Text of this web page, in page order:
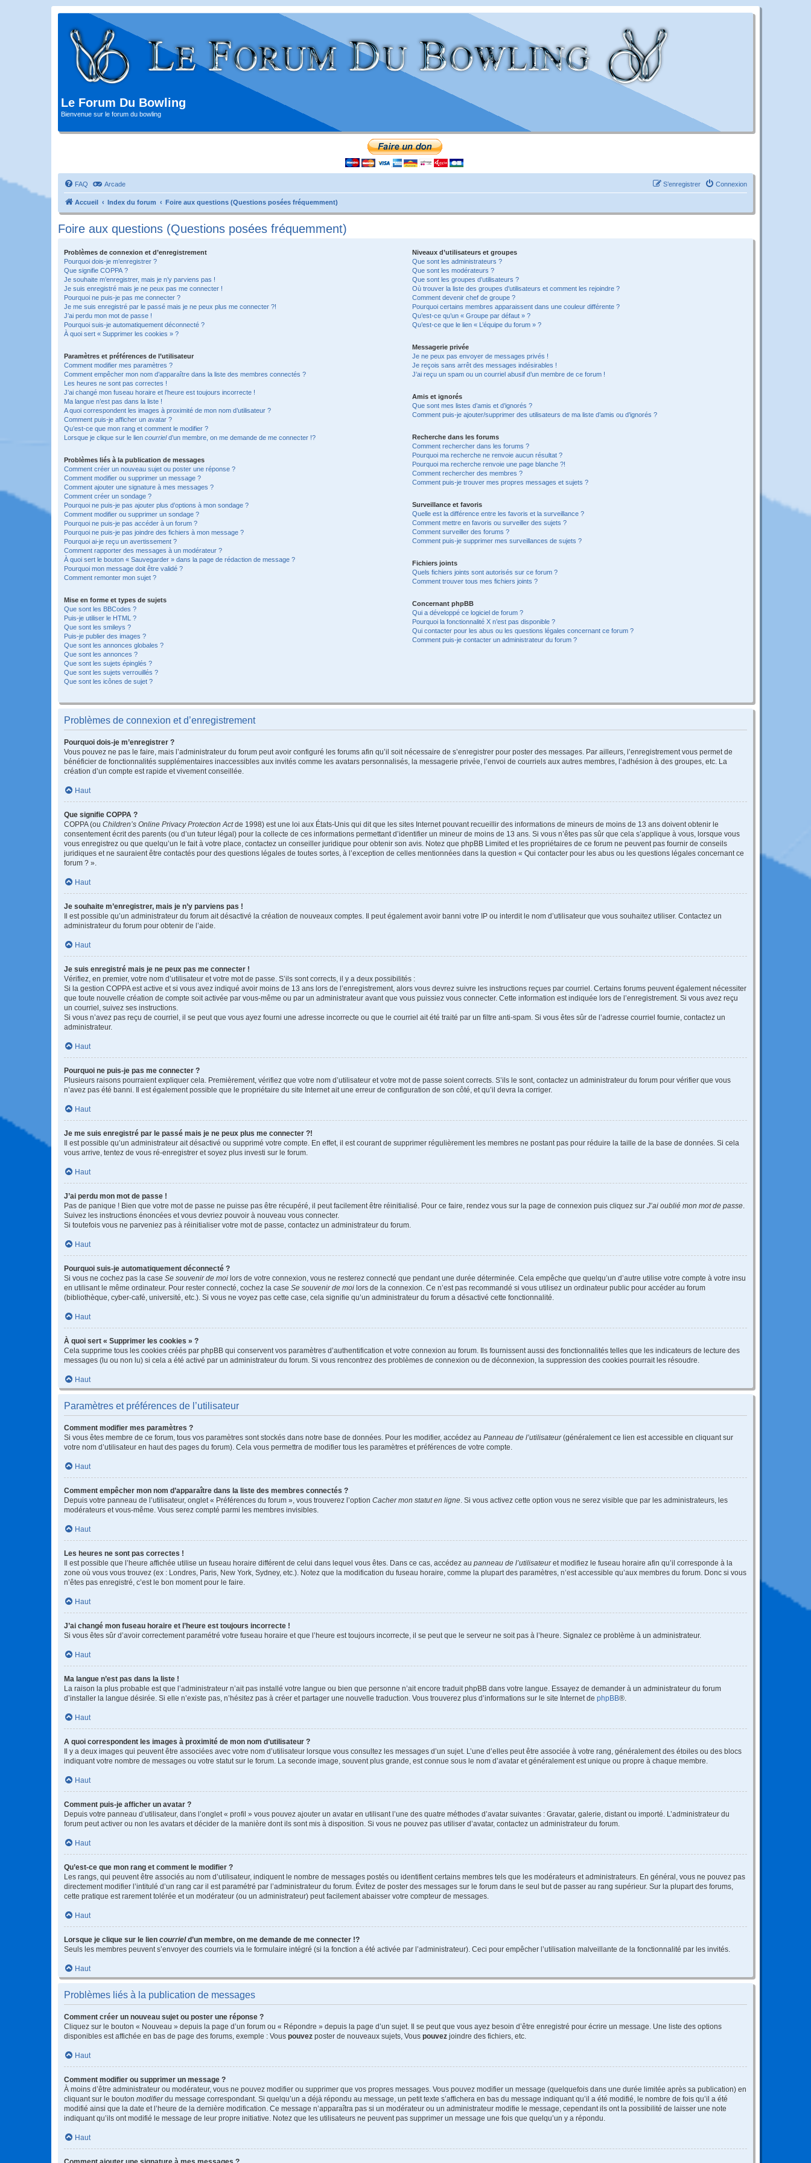
Le Forum Du Bowling
Bienvenue sur le forum du bowling
FAQ Arcade Connexion
S’enregistrer
Accueil Index du forum Foire aux questions (Questions posées fréquemment)
Foire aux questions (Questions posées fréquemment)
Problèmes de connexion et d’enregistrement
Pourquoi dois-je m’enregistrer ?
Que signifie COPPA ?
Je souhaite m’enregistrer, mais je n’y parviens pas !
Je suis enregistré mais je ne peux pas me connecter !
Pourquoi ne puis-je pas me connecter ?
Je me suis enregistré par le passé mais je ne peux plus me connecter ?!
J’ai perdu mon mot de passe !
Pourquoi suis-je automatiquement déconnecté ?
À quoi sert « Supprimer les cookies » ?
Paramètres et préférences de l’utilisateur
Comment modifier mes paramètres ?
Comment empêcher mon nom d’apparaître dans la liste des membres connectés ?
Les heures ne sont pas correctes !
J’ai changé mon fuseau horaire et l’heure est toujours incorrecte !
Ma langue n’est pas dans la liste !
A quoi correspondent les images à proximité de mon nom d’utilisateur ?
Comment puis-je afficher un avatar ?
Qu’est-ce que mon rang et comment le modifier ?
Lorsque je clique sur le lien courrield’un membre, on me demande de me connecter !?
Problèmes liés à la publication de messages
Comment créer un nouveau sujet ou poster une réponse ?
Comment modifier ou supprimer un message ?
Comment ajouter une signature à mes messages ?
Comment créer un sondage ?
Pourquoi ne puis-je pas ajouter plus d’options à mon sondage ?
Comment modifier ou supprimer un sondage ?
Pourquoi ne puis-je pas accéder à un forum ?
Pourquoi ne puis-je pas joindre des fichiers à mon message ?
Pourquoi ai-je reçu un avertissement ?
Comment rapporter des messages à un modérateur ?
À quoi sert le bouton « Sauvegarder » dans la page de rédaction de message ?
Pourquoi mon message doit être validé ?
Comment remonter mon sujet ?
Mise en forme et types de sujets
Que sont les BBCodes ?
Puis-je utiliser le HTML ?
Que sont les smileys ?
Puis-je publier des images ?
Que sont les annonces globales ?
Que sont les annonces ?
Que sont les sujets épinglés ?
Que sont les sujets verrouillés ?
Que sont les icônes de sujet ?
Niveaux d’utilisateurs et groupes
Que sont les administrateurs ?
Que sont les modérateurs ?
Que sont les groupes d’utilisateurs ?
Où trouver la liste des groupes d’utilisateurs et comment les rejoindre ?
Comment devenir chef de groupe ?
Pourquoi certains membres apparaissent dans une couleur différente ?
Qu’est-ce qu’un « Groupe par défaut » ?
Qu’est-ce que le lien « L’équipe du forum » ?
Messagerie privée
Je ne peux pas envoyer de messages privés !
Je reçois sans arrêt des messages indésirables !
J’ai reçu un spam ou un courriel abusif d’un membre de ce forum !
Amis et ignorés
Que sont mes listes d’amis et d’ignorés ?
Comment puis-je ajouter/supprimer des utilisateurs de ma liste d’amis ou d’ignorés ?
Recherche dans les forums
Comment rechercher dans les forums ?
Pourquoi ma recherche ne renvoie aucun résultat ?
Pourquoi ma recherche renvoie une page blanche ?!
Comment rechercher des membres ?
Comment puis-je trouver mes propres messages et sujets ?
Surveillance et favoris
Quelle est la différence entre les favoris et la surveillance ?
Comment mettre en favoris ou surveiller des sujets ?
Comment surveiller des forums ?
Comment puis-je supprimer mes surveillances de sujets ?
Fichiers joints
Quels fichiers joints sont autorisés sur ce forum ?
Comment trouver tous mes fichiers joints ?
Concernant phpBB
Qui a développé ce logiciel de forum ?
Pourquoi la fonctionnalité X n’est pas disponible ?
Qui contacter pour les abus ou les questions légales concernant ce forum ?
Comment puis-je contacter un administrateur du forum ?
Problèmes de connexion et d’enregistrement
Pourquoi dois-je m’enregistrer ?
Vous pouvez ne pas le faire, mais l’administrateur du forum peut avoir configuré les forums afin qu’il soit nécessaire de s’enregistrer pour poster des messages. Par ailleurs, l’enregistrement vous permet de
bénéficier de fonctionnalités supplémentaires inaccessibles aux invités comme les avatars personnalisés, la messagerie privée, l’envoi de courriels aux autres membres, l’adhésion à des groupes, etc. La
création d’un compte est rapide et vivement conseillée.
Haut
Que signifie COPPA ?
COPPA (ou Children’s Online Privacy Protection Actde 1998) est une loi aux États-Unis qui dit que les sites Internet pouvant recueillir des informations de mineurs de moins de 13 ans doivent obtenir le
consentement écrit des parents (ou d’un tuteur légal) pour la collecte de ces informations permettant d’identifier un mineur de moins de 13 ans. Si vous n’êtes pas sûr que cela s’applique à vous, lorsque vous
vous enregistrez ou que quelqu’un le fait à votre place, contactez un conseiller juridique pour obtenir son avis. Notez que phpBB Limited et les propriétaires de ce forum ne peuvent pas fournir de conseils
juridiques et ne sauraient être contactés pour des questions légales de toutes sortes, à l’exception de celles mentionnées dans la question « Qui contacter pour les abus ou les questions légales concernant ce
forum ? ».
Haut
Je souhaite m’enregistrer, mais je n’y parviens pas !
Il est possible qu’un administrateur du forum ait désactivé la création de nouveaux comptes. Il peut également avoir banni votre IP ou interdit le nom d’utilisateur que vous souhaitez utiliser. Contactez un
administrateur du forum pour obtenir de l’aide.
Haut
Je suis enregistré mais je ne peux pas me connecter !
Vérifiez, en premier, votre nom d’utilisateur et votre mot de passe. S’ils sont corrects, il y a deux possibilités :
Si la gestion COPPA est active et si vous avez indiqué avoir moins de 13 ans lors de l’enregistrement, alors vous devrez suivre les instructions reçues par courriel. Certains forums peuvent également nécessiter
que toute nouvelle création de compte soit activée par vous-même ou par un administrateur avant que vous puissiez vous connecter. Cette information est indiquée lors de l’enregistrement. Si vous avez reçu
un courriel, suivez ses instructions.
Si vous n’avez pas reçu de courriel, il se peut que vous ayez fourni une adresse incorrecte ou que le courriel ait été traité par un filtre anti-spam. Si vous êtes sûr de l’adresse courriel fournie, contactez un
administrateur.
Haut
Pourquoi ne puis-je pas me connecter ?
Plusieurs raisons pourraient expliquer cela. Premièrement, vérifiez que votre nom d’utilisateur et votre mot de passe soient corrects. S’ils le sont, contactez un administrateur du forum pour vérifier que vous
n’avez pas été banni. Il est également possible que le propriétaire du site Internet ait une erreur de configuration de son côté, et qu’il devra la corriger.
Haut
Je me suis enregistré par le passé mais je ne peux plus me connecter ?!
Il est possible qu’un administrateur ait désactivé ou supprimé votre compte. En effet, il est courant de supprimer régulièrement les membres ne postant pas pour réduire la taille de la base de données. Si cela
vous arrive, tentez de vous ré-enregistrer et soyez plus investi sur le forum.
Haut
J’ai perdu mon mot de passe !
Pas de panique ! Bien que votre mot de passe ne puisse pas être récupéré, il peut facilement être réinitialisé. Pour ce faire, rendez vous sur la page de connexion puis cliquez sur J’ai oublié mon mot de passe
Suivez les instructions énoncées et vous devriez pouvoir à nouveau vous connecter.
Si toutefois vous ne parveniez pas à réinitialiser votre mot de passe, contactez un administrateur du forum.
Haut
Pourquoi suis-je automatiquement déconnecté ?
Si vous ne cochez pas la case Se souvenir de moi lors de votre connexion, vous ne resterez connecté que pendant une durée déterminée. Cela empêche que quelqu’un d’autre utilise votre compte à votre insu
en utilisant le même ordinateur. Pour rester connecté, cochez la case Se souvenir de moi lors de la connexion. Ce n’est pas recommandé si vous utilisez un ordinateur public pour accéder au forum
(bibliothèque, cyber-café, université, etc.). Si vous ne voyez pas cette case, cela signifie qu’un administrateur du forum a désactivé cette fonctionnalité.
Haut
À quoi sert « Supprimer les cookies » ?
Cela supprime tous les cookies créés par phpBB qui conservent vos paramètres d’authentification et votre connexion au forum. Ils fournissent aussi des fonctionnalités telles que les indicateurs de lecture des
messages (lu ou non lu) si cela a été activé par un administrateur du forum. Si vous rencontrez des problèmes de connexion ou de déconnexion, la suppression des cookies pourrait les résoudre.
Haut
Paramètres et préférences de l’utilisateur
Comment modifier mes paramètres ?
Si vous êtes membre de ce forum, tous vos paramètres sont stockés dans notre base de données. Pour les modifier, accédez au Panneau de l’utilisateur(généralement ce lien est accessible en cliquant sur
votre nom d’utilisateur en haut des pages du forum). Cela vous permettra de modifier tous les paramètres et préférences de votre compte.
Haut
Comment empêcher mon nom d’apparaître dans la liste des membres connectés ?
Depuis votre panneau de l’utilisateur, onglet « Préférences du forum », vous trouverez l’option Cacher mon statut en ligne . Si vous activez cette option vous ne serez visible que par les administrateurs, les
modérateurs et vous-même. Vous serez compté parmi les membres invisibles.
Haut
Les heures ne sont pas correctes !
Il est possible que l’heure affichée utilise un fuseau horaire différent de celui dans lequel vous êtes. Dans ce cas, accédez au panneau de l’utilisateuret modifiez le fuseau horaire afin qu’il corresponde à la
zone où vous vous trouvez (ex : Londres, Paris, New York, Sydney, etc.). Notez que la modification du fuseau horaire, comme la plupart des paramètres, n’est accessible qu’aux membres du forum. Donc si vous
n’êtes pas enregistré, c’est le bon moment pour le faire.
Haut
J’ai changé mon fuseau horaire et l’heure est toujours incorrecte !
Si vous êtes sûr d’avoir correctement paramétré votre fuseau horaire et que l’heure est toujours incorrecte, il se peut que le serveur ne soit pas à l’heure. Signalez ce problème à un administrateur.
Haut
Ma langue n’est pas dans la liste !
La raison la plus probable est que l’administrateur n’ait pas installé votre langue ou bien que personne n’ait encore traduit phpBB dans votre langue. Essayez de demander à un administrateur du forum
d’installer la langue désirée. Si elle n’existe pas, n’hésitez pas à créer et partager une nouvelle traduction. Vous trouverez plus d’informations sur le site Internet de phpBB®.
Haut
A quoi correspondent les images à proximité de mon nom d’utilisateur ?
Il y a deux images qui peuvent être associées avec votre nom d’utilisateur lorsque vous consultez les messages d’un sujet. L’une d’elles peut être associée à votre rang, généralement des étoiles ou des blocs
indiquant votre nombre de messages ou votre statut sur le forum. La seconde image, souvent plus grande, est connue sous le nom d’avatar et généralement est unique ou propre à chaque membre.
Haut
Comment puis-je afficher un avatar ?
Depuis votre panneau d’utilisateur, dans l’onglet « profil » vous pouvez ajouter un avatar en utilisant l’une des quatre méthodes d’avatar suivantes : Gravatar, galerie, distant ou importé. L’administrateur du
forum peut activer ou non les avatars et décider de la manière dont ils sont mis à disposition. Si vous ne pouvez pas utiliser d’avatar, contactez un administrateur du forum.
Haut
Qu’est-ce que mon rang et comment le modifier ?
Les rangs, qui peuvent être associés au nom d’utilisateur, indiquent le nombre de messages postés ou identifient certains membres tels que les modérateurs et administrateurs. En général, vous ne pouvez pas
directement modifier l’intitulé d’un rang car il est paramétré par l’administrateur du forum. Évitez de poster des messages sur le forum dans le seul but de passer au rang supérieur. Sur la plupart des forums,
cette pratique est rarement tolérée et un modérateur (ou un administrateur) peut facilement abaisser votre compteur de messages.
Haut
Lorsque je clique sur le lien courrield’un membre, on me demande de me connecter !?
Seuls les membres peuvent s’envoyer des courriels via le formulaire intégré (si la fonction a été activée par l’administrateur). Ceci pour empêcher l’utilisation malveillante de la fonctionnalité par les invités.
Haut
Problèmes liés à la publication de messages
Comment créer un nouveau sujet ou poster une réponse ?
Cliquez sur le bouton « Nouveau » depuis la page d’un forum ou « Répondre » depuis la page d’un sujet. Il se peut que vous ayez besoin d’être enregistré pour écrire un message. Une liste des options
disponibles est affichée en bas de page des forums, exemple : Vous pouvez poster de nouveaux sujets, Vous pouvez joindre des fichiers, etc.
Haut
Comment modifier ou supprimer un message ?
À moins d’être administrateur ou modérateur, vous ne pouvez modifier ou supprimer que vos propres messages. Vous pouvez modifier un message (quelquefois dans une durée limitée après sa publication) en
cliquant sur le bouton modifierdu message correspondant. Si quelqu’un a déjà répondu au message, un petit texte s’affichera en bas du message indiquant qu’il a été modifié, le nombre de fois qu’il a été
modifié ainsi que la date et l’heure de la dernière modification. Ce message n’apparaîtra pas si un modérateur ou un administrateur modifie le message, cependant ils ont la possibilité de laisser une note
indiquant qu’ils ont modifié le message de leur propre initiative. Notez que les utilisateurs ne peuvent pas supprimer un message une fois que quelqu’un y a répondu.
Haut